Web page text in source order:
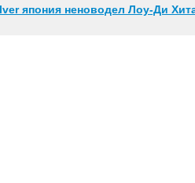
япония неноводел Лоу-Ди